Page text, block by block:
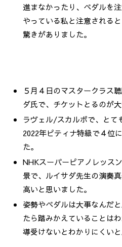
進まなかったり、ペダルを
やっている私と注意される
驚きがありました。
５月４日のマスタークラス
ダ氏で、チケットとるのが大
ラヴェル/スカルボで、とて
2022年ピティナ特級で４位
た。
NHKスーパーピアノレッス
景で、ルイサダ先生の演奏
高いと思いました。
姿勢やペダルは大事なんだ
たら踏みかえていることは
導受けないとわかりにくいと